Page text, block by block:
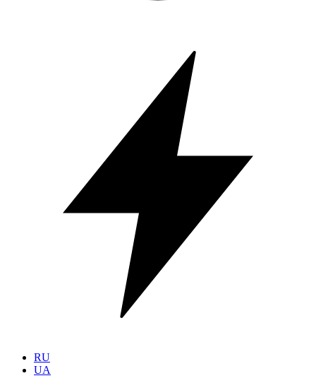
RU
UA